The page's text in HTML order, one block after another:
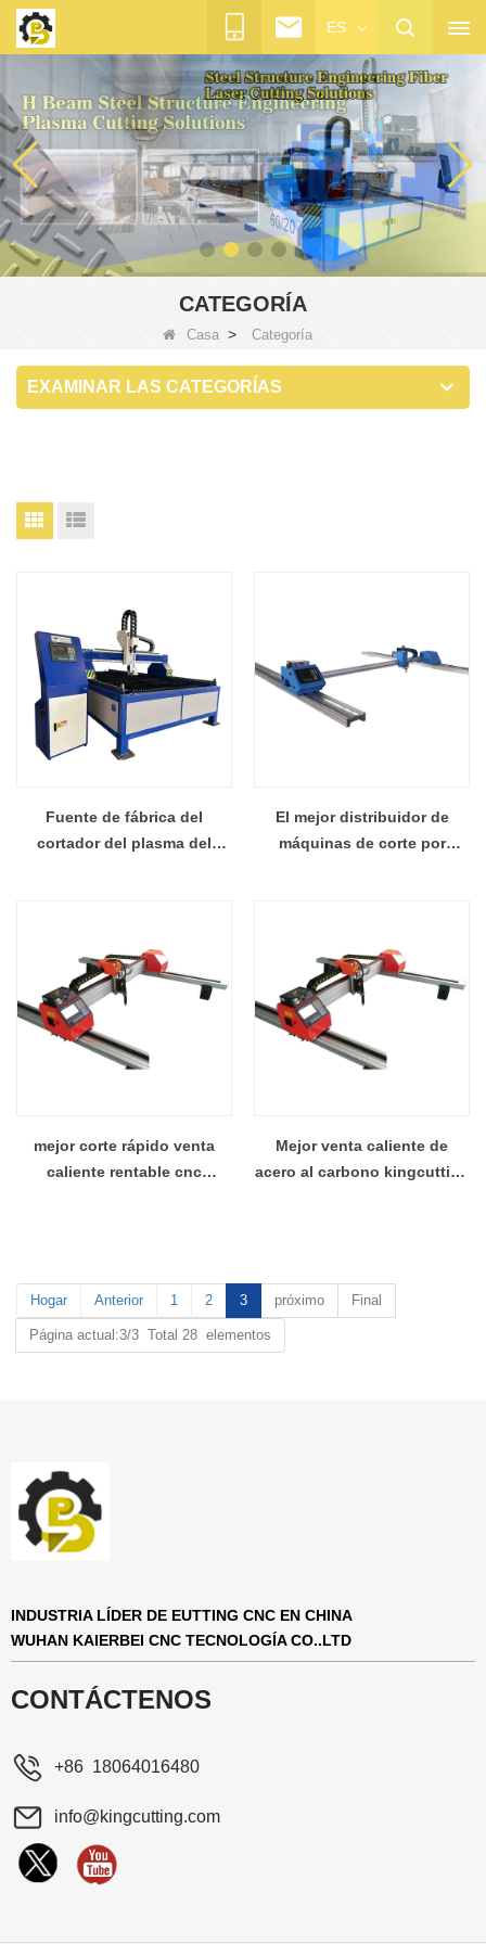
ES
CATEGORÍA
Casa > Categoría
EXAMINAR LAS CATEGORÍAS
Fuente de fábrica del
cortador del plasma del
El mejor distribuidor de
máquinas de corte por
caliente del mejor bajo costo
mejor corte rápido venta
caliente rentable cnc
Mejor venta caliente de
acero al carbono kingcutting
Hogar Anterior 1 2 3 próximo Final
Página actual:3/3 Total 28 elementos
INDUSTRIA LÍDER DE EUTTING CNC EN CHINA
WUHAN KAIERBEI CNC TECNOLOGÍA CO..LTD
CONTÁCTENOS
+86 18064016480
info@kingcutting.com